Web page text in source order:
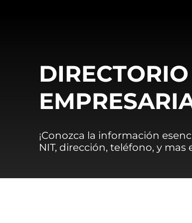
¡Conozca la información
NIT, dirección, teléfono, y